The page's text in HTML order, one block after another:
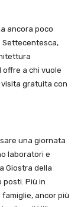
ancora poco
Settecentesca,
offre a chi vuole
gratuita con
una giornata
laboratori e
Giostra della
posti. Più in
ancor più